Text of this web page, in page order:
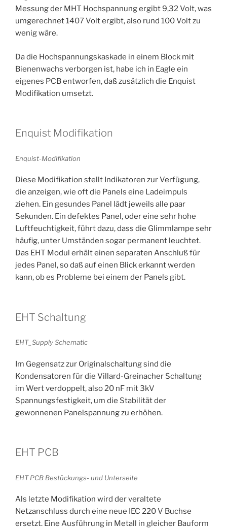
Messung der MHT Hochspannung ergibt 9,32 Volt, was
umgerechnet 1407 Volt ergibt, also rund 100 Volt zu
wenig wäre.
Da die Hochspannungskaskade in einem Block mit
Bienenwachs verborgen ist, habe ich in Eagle ein
eigenes PCB entworfen, daß zusätzlich die Enquist
Modifikation umsetzt.
Enquist Modifikation
Enquist-Modifikation
Diese Modifikation stellt Indikatoren zur Verfügung,
die anzeigen, wie oft die Panels eine Ladeimpuls
ziehen. Ein gesundes Panel lädt jeweils alle paar
Sekunden. Ein defektes Panel, oder eine sehr hohe
Luftfeuchtigkeit, führt dazu, dass die Glimmlampe sehr
häufig, unter Umständen sogar permanent leuchtet.
Das EHT Modul erhält einen separaten Anschluß für
jedes Panel, so daß auf einen Blick erkannt werden
kann, ob es Probleme bei einem der Panels gibt.
EHT Schaltung
EHT_Supply Schematic
Im Gegensatz zur Originalschaltung sind die
Kondensatoren für die Villard-Greinacher Schaltung
im Wert verdoppelt, also 20 nF mit 3kV
Spannungsfestigkeit, um die Stabilität der
gewonnenen Panelspannung zu erhöhen.
EHT PCB
EHT PCB Bestückungs- und Unterseite
Als letzte Modifikation wird der veraltete
Netzanschluss durch eine neue IEC 220 V Buchse
ersetzt. Eine Ausführung in Metall in gleicher Bauform